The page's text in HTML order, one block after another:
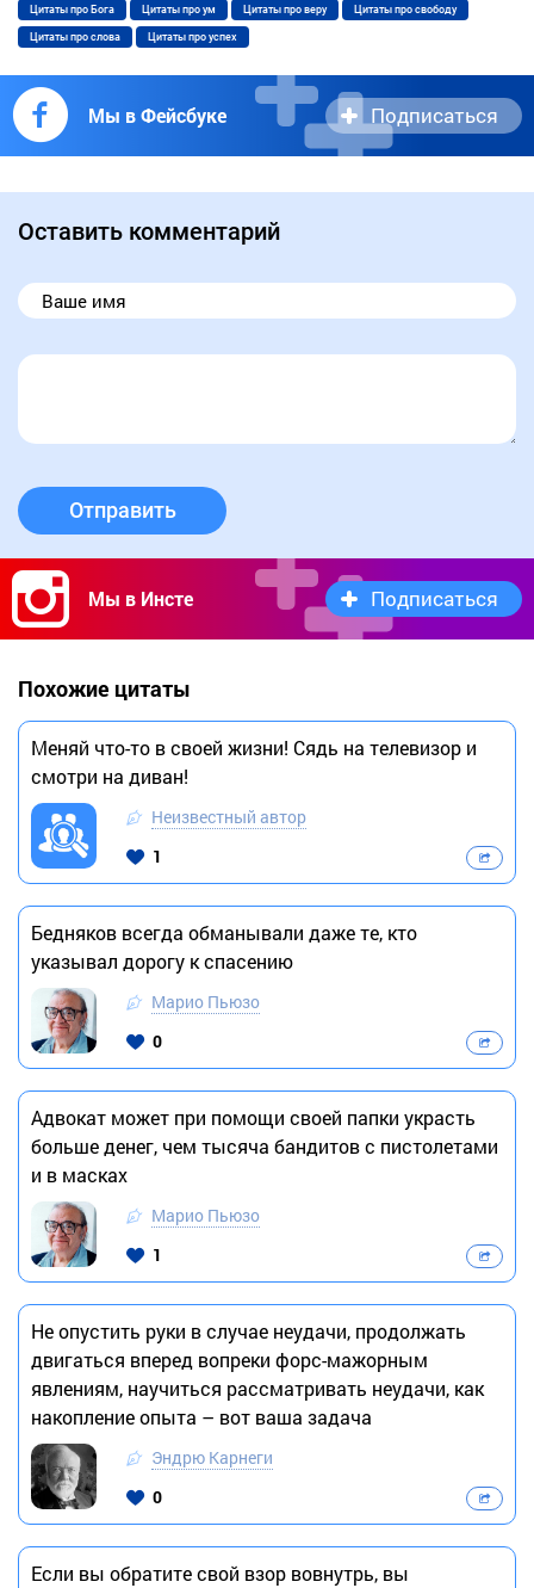
Цитаты про Бога Цитаты про ум Цитаты про веру Цитаты про свободу
Цитаты про слова Цитаты про успех
Мы в Фейсбуке Подписаться
Оставить комментарий
Отправить
Мы в Инсте Подписаться
Похожие цитаты
Меняй что-то в своей жизни! Сядь на телевизор и
смотри на диван!
Неизвестный автор
1
Бедняков всегда обманывали даже те, кто
указывал дорогу к спасению
Марио Пьюзо
0
Адвокат может при помощи своей папки украсть
больше денег, чем тысяча бандитов с пистолетами
и в масках
Марио Пьюзо
1
Не опустить руки в случае неудачи, продолжать
двигаться вперед вопреки форс-мажорным
явлениям, научиться рассматривать неудачи, как
накопление опыта – вот ваша задача
Эндрю Карнеги
0
Если вы обратите свой взор вовнутрь, вы